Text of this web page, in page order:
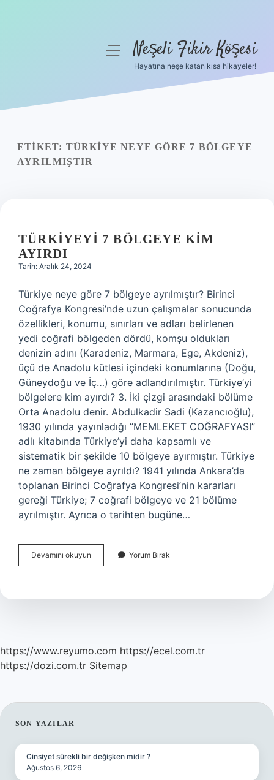
Yasal Uyarı
menüyüNeşeli Fikir Köşesi
Hayatına neşe katan kısa hikayeler!
ETIKET: TÜRKIYE NEYE GÖRE 7 BÖLGEYE
AYRILMIŞTIR
TÜRKIYEYI 7 BÖLGEYE KIM
AYIRDI
Tarih: Aralık 24, 2024
Türkiye neye göre 7 bölgeye ayrılmıştır? Birinci
Coğrafya Kongresi’nde uzun çalışmalar sonucunda
özellikleri, konumu, sınırları ve adları belirlenen
yedi coğrafi bölgeden dördü, komşu oldukları
denizin adını (Karadeniz, Marmara, Ege, Akdeniz),
üçü de Anadolu kütlesi içindeki konumlarına (Doğu,
Güneydoğu ve İç…) göre adlandırılmıştır. Türkiye’yi
bölgelere kim ayırdı? 3. İki çizgi arasındaki bölüme
Orta Anadolu denir. Abdulkadir Sadi (Kazancıoğlu),
1930 yılında yayınladığı “MEMLEKET COĞRAFYASI”
adlı kitabında Türkiye’yi daha kapsamlı ve
sistematik bir şekilde 10 bölgeye ayırmıştır. Türkiye
ne zaman bölgeye ayrıldı? 1941 yılında Ankara’da
toplanan Birinci Coğrafya Kongresi’nin kararları
gereği Türkiye; 7 coğrafi bölgeye ve 21 bölüme
ayrılmıştır. Ayrıca o tarihten bugüne…
Devamını okuyun Türkiyeyi
7
Ayırdı
Yorum Bırak
https://www.reyumo.com https://ecel.com.tr
https://dozi.com.tr Sitemap
SIDEBAR
SON YAZILAR
Cinsiyet sürekli bir değişken midir ?
Ağustos 6, 2026